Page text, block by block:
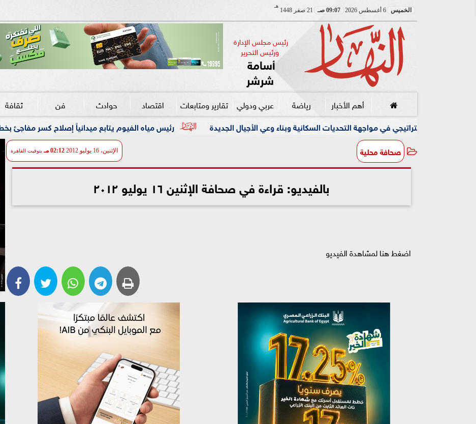
الخميس 6 أغسطس 2026 09:07 صـ 21 صفر 1448
هـ
رئيس مجلس الإدارة
ورئيس التحرير
أسامة
شرشر
أهم الأخبار رياضة عربي ودولي تقارير ومتابعات اقتصاد حوادث فن ثقافة
رئيس مياه الفيوم يتابع ميدانياً إصلاح كسر مفاجئ بخط مياه رئيسي قطر 1000 في مواجهة التحديات السكانية وبناء وعي الأجيال الجديدة
صحافة محلية الإثنين، 16 يوليو 2012 02:12 مـ بتوقيت القاهرة
بالفيديو: قراءة في صحافة الإثنين ١٦ يوليو ٢٠١٢
اضغط هنا لمشاهدة الفيديو